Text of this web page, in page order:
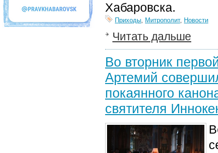
Хабаровска.
Приходы, Митрополит, Новости
Читать дальше
Во вторник
Артемий
покаянного
святителя